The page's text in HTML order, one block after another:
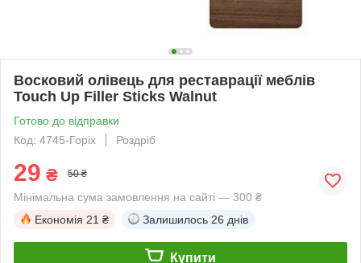
Восковий олівець для реставрації меблів
Touch Up Filler Sticks Walnut
Готово до відправки
Код: 4745-Горіх
Роздріб
29 ₴ 50 ₴
Мінімальна сума замовлення на сайті — 300 ₴
Економія 21 ₴ Залишилось 26 днів
Купити